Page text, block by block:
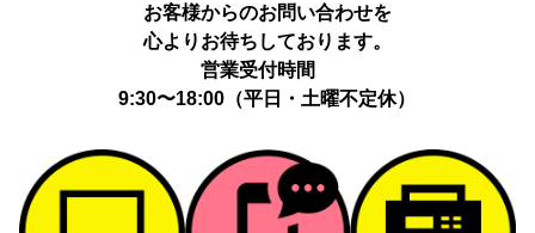
お客様からのお問い合わせを
心よりお待ちしております。
営業受付時間
9:30〜18:00（平日・土曜不定休）